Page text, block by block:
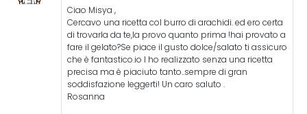
Ciao Misya ,
Cercavo una ricetta col burro di arachidi. ed ero certa
di trovarla da te,la provo quanto prima !hai provato a
fare il gelato?Se piace il gusto dolce/salato ti assicuro
che è fantastico.io l ho realizzato senza una ricetta
precisa ma è piaciuto tanto..sempre di gran
soddisfazione leggerti! Un caro saluto .
Rosanna